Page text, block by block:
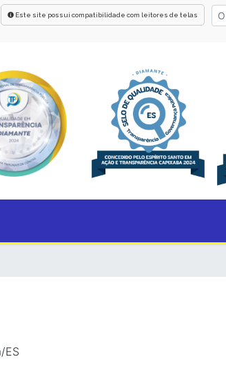
Este site possui compatibilidade com leitores de telas
ES